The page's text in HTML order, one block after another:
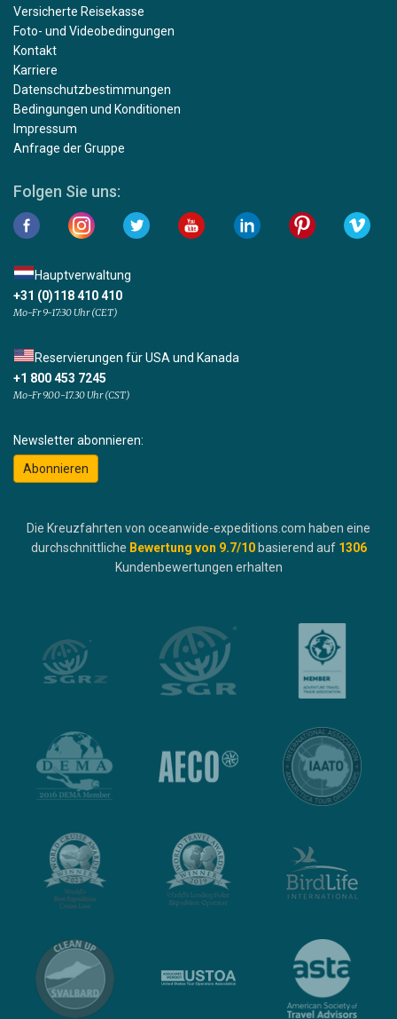
Versicherte Reisekasse
Foto- und Videobedingungen
Kontakt
Karriere
Datenschutzbestimmungen
Bedingungen und Konditionen
Impressum
Anfrage der Gruppe
Folgen Sie uns:
Hauptverwaltung
+31 (0)118 410 410
Mo-Fr 9-17:30 Uhr (CET)
Reservierungen für USA und Kanada
+1 800 453 7245
Mo-Fr 9.00-17.30 Uhr (CST)
Newsletter abonnieren:
Abonnieren
Die Kreuzfahrten von oceanwide-expeditions.com haben eine
durchschnittliche Bewertung von 9.7/10 basierend auf 1306
Kundenbewertungen erhalten